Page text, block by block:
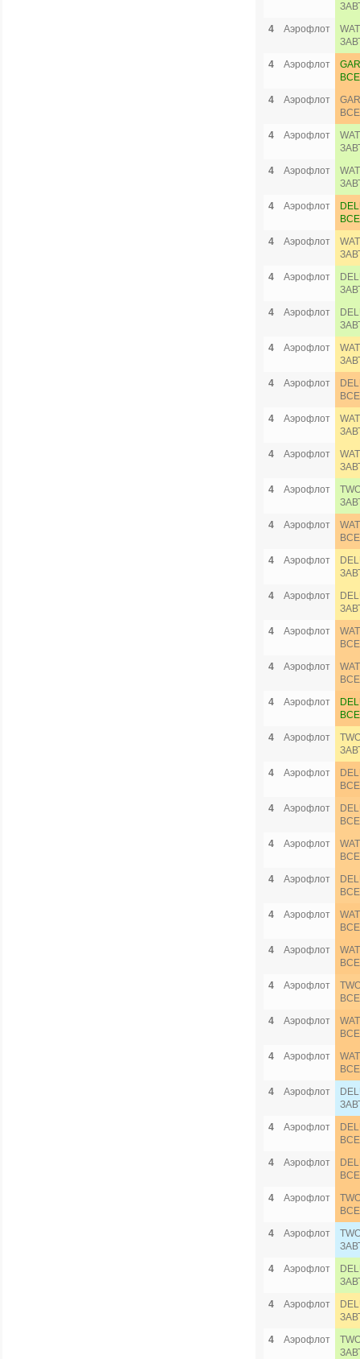
4
Аэрофлот
4
Аэрофлот
4
Аэрофлот
4
Аэрофлот
4
Аэрофлот
4
Аэрофлот
4
Аэрофлот
4
Аэрофлот
4
Аэрофлот
4
Аэрофлот
4
Аэрофлот
4
Аэрофлот
4
Аэрофлот
4
Аэрофлот
4
Аэрофлот
4
Аэрофлот
4
Аэрофлот
4
Аэрофлот
4
Аэрофлот
4
Аэрофлот
4
Аэрофлот
4
Аэрофлот
4
Аэрофлот
4
Аэрофлот
4
Аэрофлот
4
Аэрофлот
4
Аэрофлот
4
Аэрофлот
4
Аэрофлот
4
Аэрофлот
4
Аэрофлот
4
Аэрофлот
4
Аэрофлот
4
Аэрофлот
4
Аэрофлот
4
Аэрофлот
4
Аэрофлот
4
Аэрофлот